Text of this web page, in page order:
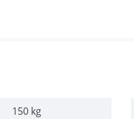
150 kg